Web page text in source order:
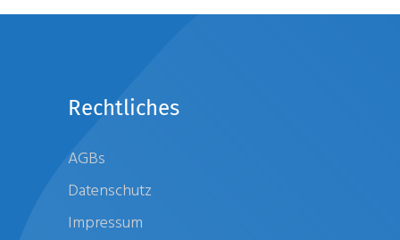
Rechtliches
AGBs
Datenschutz
Impressum